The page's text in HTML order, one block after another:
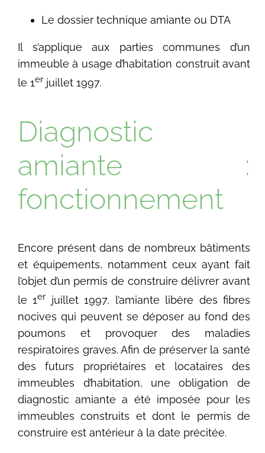
Le dossier technique amiante ou DTA
Il s’applique aux parties communes d’un
immeuble à usage d’habitation construit avant
le 1er juillet 1997.
Diagnostic
amiante :
fonctionnement
Encore présent dans de nombreux bâtiments
et équipements, notamment ceux ayant fait
l’objet d’un permis de construire délivrer avant
le 1er
juillet 1997, l’amiante libère des fibres
nocives qui peuvent se déposer au fond des
poumons et provoquer des maladies
respiratoires graves. Afin de préserver la santé
des futurs propriétaires et locataires des
immeubles d’habitation, une obligation de
diagnostic amiante a été imposée pour les
immeubles construits et dont le permis de
construire est antérieur à la date précitée.